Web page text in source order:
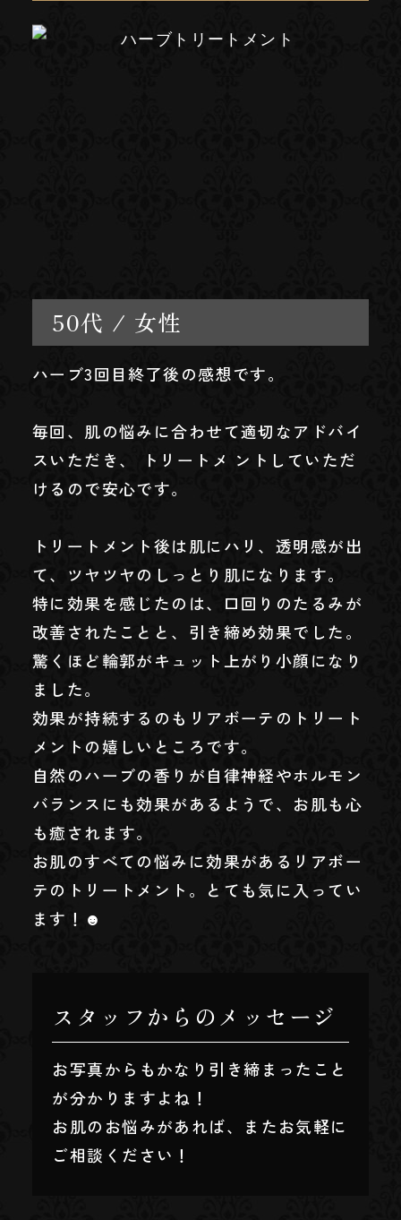
50代 / 女性
ハーブ3回目終了後の感想です。
毎回、肌の悩みに合わせて適切なアドバイ
スいただき、 トリートメ ントしていただ
けるので安心です。
トリートメント後は肌にハリ、透明感が出
て、ツヤツヤのしっとり肌になります。
特に効果を感じたのは、口回りのたるみが
改善されたことと、引き締め効果でした。
驚くほど輪郭がキュット上がり小顔になり
ました。
効果が持続するのもリアボーテのトリート
メントの嬉しいところです。
自然のハーブの香りが自律神経やホルモン
バランスにも効果があるようで、お肌も心
も癒されます。
お肌のすべての悩みに効果があるリアボー
テのトリートメント。とても気に入ってい
ます！☻
スタッフからのメッセージ
お写真からもかなり引き締まったこと
が分かりますよね！
お肌のお悩みがあれば、またお気軽に
ご相談ください！